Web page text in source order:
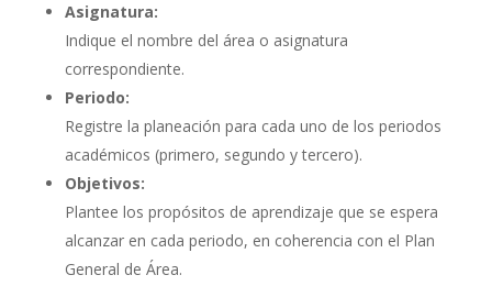
Asignatura:
Indique el nombre del área o asignatura
correspondiente.
Periodo:
Registre la planeación para cada uno de los periodos
académicos (primero, segundo y tercero).
Objetivos:
Plantee los propósitos de aprendizaje que se espera
alcanzar en cada periodo, en coherencia con el Plan
General de Área.